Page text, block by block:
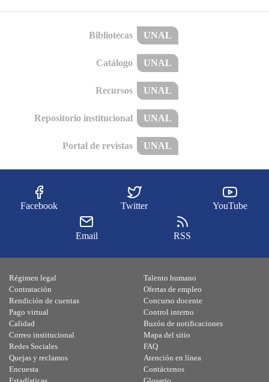
Bibliotecas UNAL
Catálogo UNAL
Recursos UNAL
Repositorio institucional UNAL
Portal de revistas UNAL
Facebook Twitter YouTube
Email RSS
Régimen legal
Contratación
Rendición de cuentas
Pago virtual
Calidad
Talento humano
Ofertas de empleo
Concurso docente
Control interno
Buzón de notificaciones
Correo institucional
Redes Sociales
Quejas y reclamos
Encuesta
Mapa del sitio
FAQ
Atención en línea
Contáctenos